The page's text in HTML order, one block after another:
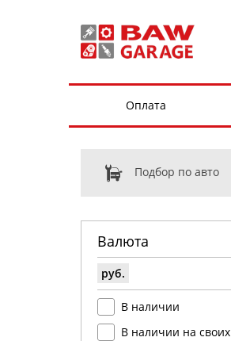
Оплата
Подбор по авто
Валюта
руб.
В наличии
В наличии на своих